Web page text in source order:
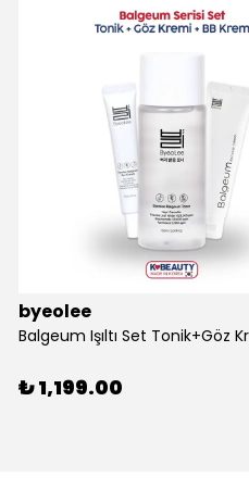
byeolee
₺ 1,199.00